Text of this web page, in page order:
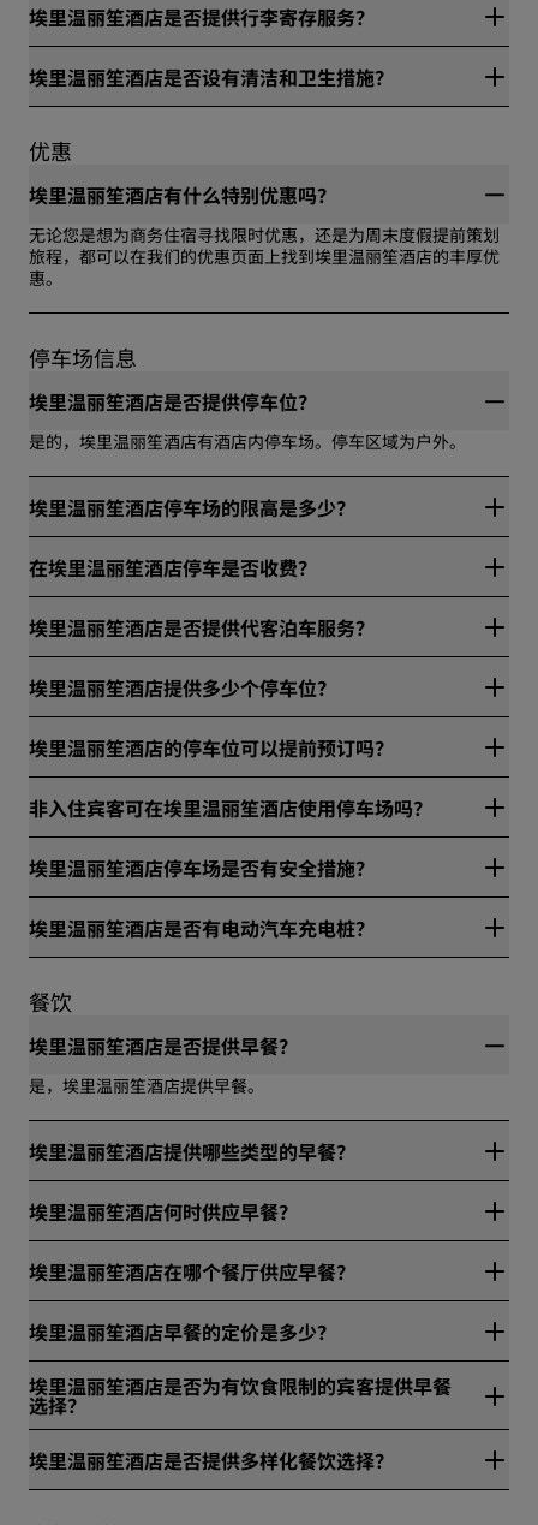
亚。
埃里温丽笙酒店是否提供行李寄存服务？
埃里温丽笙酒店是否设有清洁和卫生措施？
全。访问网站进一步了解详情：
https://www.radissonhotels.com/zh-cn/health-safety
优惠
埃里温丽笙酒店有什么特别优惠吗？
无论您是想为商务住宿寻找限时优惠，还是为周末度假提前策划
旅程，都可以在我们的优惠页面上找到埃里温丽笙酒店的丰厚优
惠。
停车场信息
埃里温丽笙酒店是否提供停车位？
是的，埃里温丽笙酒店有酒店内停车场。停车区域为户外。
埃里温丽笙酒店停车场的限高是多少？
在埃里温丽笙酒店停车是否收费？
埃里温丽笙酒店是否提供代客泊车服务？
埃里温丽笙酒店提供多少个停车位？
埃里温丽笙酒店的停车位可以提前预订吗？
非入住宾客可在埃里温丽笙酒店使用停车场吗？
埃里温丽笙酒店停车场是否有安全措施？
埃里温丽笙酒店是否有电动汽车充电桩？
型为：交流电1型，交流电2型，常规（交流电）充电速度类型。
餐饮
埃里温丽笙酒店是否提供早餐？
是，埃里温丽笙酒店提供早餐。
埃里温丽笙酒店提供哪些类型的早餐？
埃里温丽笙酒店何时供应早餐？
五），上午7:00-11:00（周末和公共假日）。客房送餐服务早餐
供应时段为上午6:30-11:00。
埃里温丽笙酒店在哪个餐厅供应早餐？
埃里温丽笙酒店早餐的定价是多少？
埃里温丽笙酒店的早餐价格为成人13000亚美尼亚德拉姆，12岁
以下儿童5500亚美尼亚德拉姆。
埃里温丽笙酒店是否为有饮食限制的宾客提供早餐
选择？
无麸质、无乳糖、纯素、有机和素食。
埃里温丽笙酒店是否提供多样化餐饮选择？